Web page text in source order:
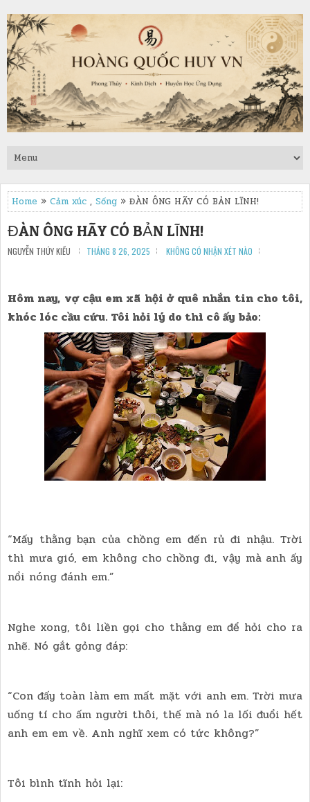
Home » Cảm xúc , Sống » ĐÀN ÔNG HÃY CÓ BẢN LĨNH!
ĐÀN ÔNG HÃY CÓ BẢN LĨNH!
NGUYỄN THÚY KIỀU THÁNG 8 26, 2025 KHÔNG CÓ NHẬN XÉT NÀO
Hôm nay, vợ cậu em xã hội ở quê nhắn tin cho tôi,
khóc lóc cầu cứu. Tôi hỏi lý do thì cô ấy bảo:
“Mấy thằng bạn của chồng em đến rủ đi nhậu. Trời
thì mưa gió, em không cho chồng đi, vậy mà anh ấy
nổi nóng đánh em.”
Nghe xong, tôi liền gọi cho thằng em để hỏi cho ra
nhẽ. Nó gắt gỏng đáp:
“Con đấy toàn làm em mất mặt với anh em. Trời mưa
uống tí cho ấm người thôi, thế mà nó la lối đuổi hết
anh em em về. Anh nghĩ xem có tức không?”
Tôi bình tĩnh hỏi lại: